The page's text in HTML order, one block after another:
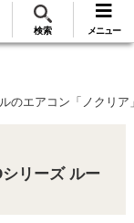
無料見積
検索 メニュー
のエアコン「ノクリア
リーズ ルー